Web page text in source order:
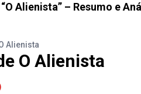
“O Alienista” – Resumo e
Alienista
O Alienista